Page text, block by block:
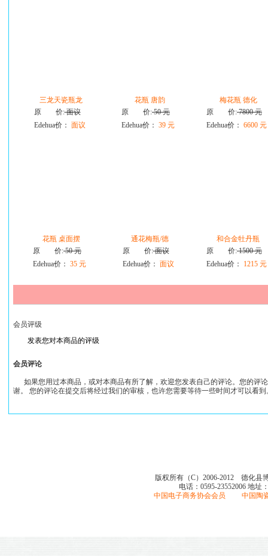
三龙天瓷瓶龙
原 价:面议
Edehua价： 面议
花瓶 唐韵
原 价:50 元
Edehua价： 39 元
梅花瓶 德化
原 价:7800 元
Edehua价： 6600 元
花瓶 桌面摆
原 价:50 元
Edehua价： 35 元
通花梅瓶/德
原 价:面议
Edehua价： 面议
和合金牡丹瓶
原 价:1500 元
Edehua价：
1215 元
会员评级
发表您对本商品的评级
会员评论
如果您用过本商品，或对本商品有所了解，欢迎您发表自己的评论。您的评
谢。 您的评论在提交后将经过我们的审核，也许您需要等待一些时间才可以看
版权所有（C）2006-2012 德化县
电话：0595-23552006 地址
中国电子商务协会会员 中国陶